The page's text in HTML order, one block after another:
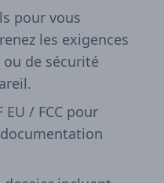
pour vous
les exigences
ou de sécurité
EU / FCC pour